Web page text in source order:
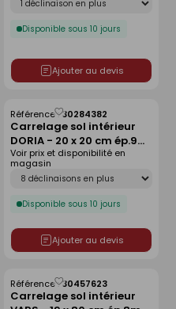
Disponible sous 10 jours
Ajouter au devis
Carrelage sol intérieur
AUSTRAL - 30 x 60 cm
ép.8,7 mm - grey
23,90€ TTC/Mètre Carré
Enregistrer
comme
liste